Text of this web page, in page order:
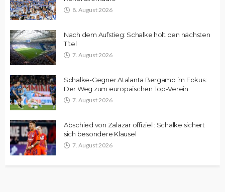
8. August 2026
Nach dem Aufstieg: Schalke holt den nächsten
Titel
7. August 2026
Schalke-Gegner Atalanta Bergamo im Fokus:
Der Weg zum europäischen Top-Verein
7. August 2026
Abschied von Zalazar offiziell: Schalke sichert
sich besondere Klausel
7. August 2026